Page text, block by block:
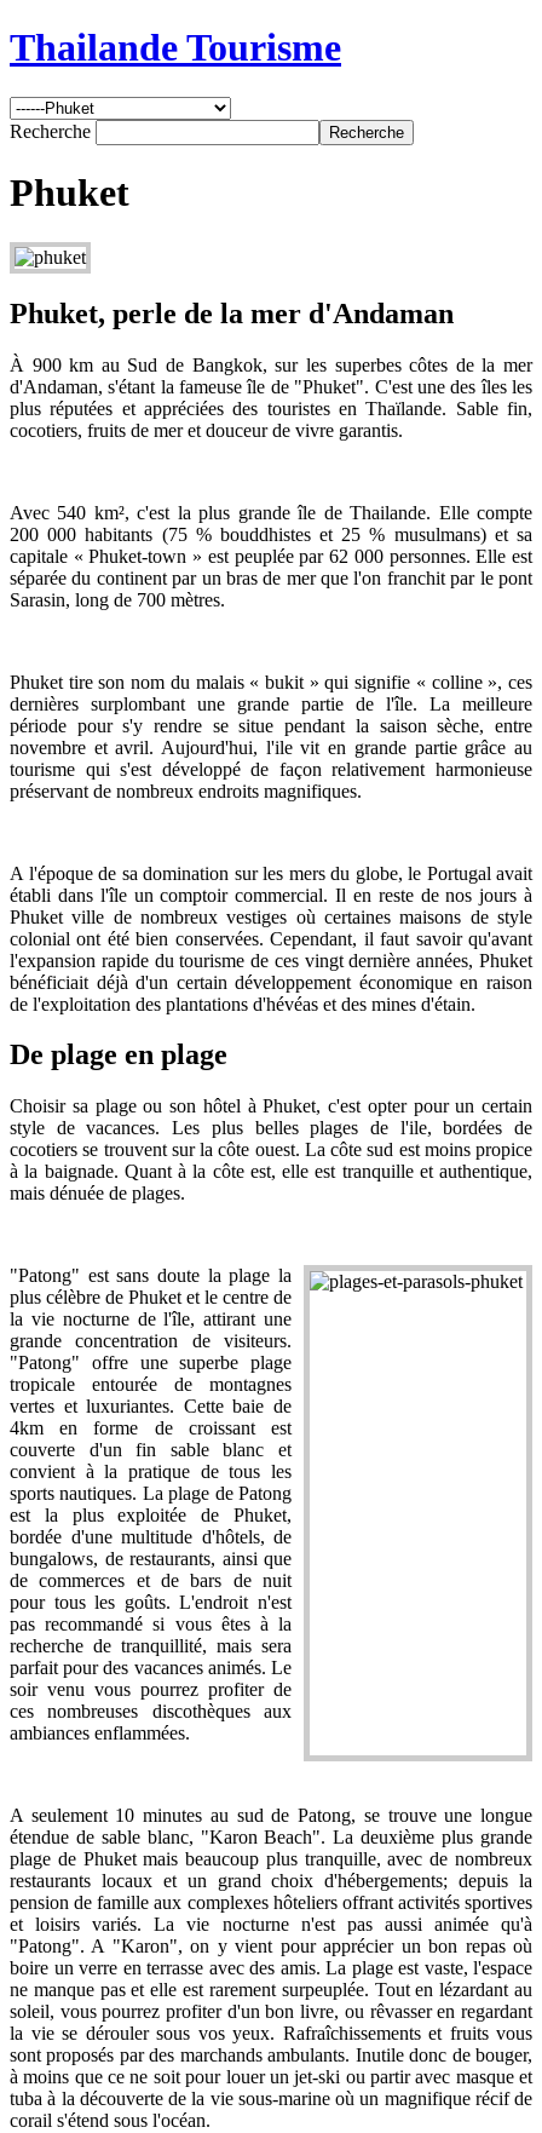
Thailande Tourisme
Recherche
Phuket
Phuket, perle de la mer d'Andaman
À 900 km au Sud de Bangkok, sur les superbes côtes de la mer
d'Andaman, s'étant la fameuse île de "Phuket". C'est une des îles les
plus réputées et appréciées des touristes en Thaïlande. Sable fin,
cocotiers, fruits de mer et douceur de vivre garantis.
Avec 540 km², c'est la plus grande île de Thailande. Elle compte
200 000 habitants (75 % bouddhistes et 25 % musulmans) et sa
capitale « Phuket-town » est peuplée par 62 000 personnes. Elle est
séparée du continent par un bras de mer que l'on franchit par le pont
Sarasin, long de 700 mètres.
Phuket tire son nom du malais « bukit » qui signifie « colline », ces
dernières surplombant une grande partie de l'île. La meilleure
période pour s'y rendre se situe pendant la saison sèche, entre
novembre et avril. Aujourd'hui, l'ile vit en grande partie grâce au
tourisme qui s'est développé de façon relativement harmonieuse
préservant de nombreux endroits magnifiques.
A l'époque de sa domination sur les mers du globe, le Portugal avait
établi dans l'île un comptoir commercial. Il en reste de nos jours à
Phuket ville de nombreux vestiges où certaines maisons de style
colonial ont été bien conservées. Cependant, il faut savoir qu'avant
l'expansion rapide du tourisme de ces vingt dernière années, Phuket
bénéficiait déjà d'un certain développement économique en raison
de l'exploitation des plantations d'hévéas et des mines d'étain.
De plage en plage
Choisir sa plage ou son hôtel à Phuket, c'est opter pour un certain
style de vacances. Les plus belles plages de l'ile, bordées de
cocotiers se trouvent sur la côte ouest. La côte sud est moins propice
à la baignade. Quant à la côte est, elle est tranquille et authentique,
mais dénuée de plages.
"Patong" est sans doute la plage la
plus célèbre de Phuket et le centre de
la vie nocturne de l'île, attirant une
grande concentration de visiteurs.
"Patong" offre une superbe plage
tropicale entourée de montagnes
vertes et luxuriantes. Cette baie de
4km en forme de croissant est
couverte d'un fin sable blanc et
convient à la pratique de tous les
sports nautiques. La plage de Patong
est la plus exploitée de Phuket,
bordée d'une multitude d'hôtels, de
bungalows, de restaurants, ainsi que
de commerces et de bars de nuit
pour tous les goûts. L'endroit n'est
pas recommandé si vous êtes à la
recherche de tranquillité, mais sera
parfait pour des vacances animés. Le
soir venu vous pourrez profiter de
ces nombreuses discothèques aux
ambiances enflammées.
A seulement 10 minutes au sud de Patong, se trouve une longue
étendue de sable blanc, "Karon Beach". La deuxième plus grande
plage de Phuket mais beaucoup plus tranquille, avec de nombreux
restaurants locaux et un grand choix d'hébergements; depuis la
pension de famille aux complexes hôteliers offrant activités sportives
et loisirs variés. La vie nocturne n'est pas aussi animée qu'à
"Patong". A "Karon", on y vient pour apprécier un bon repas où
boire un verre en terrasse avec des amis. La plage est vaste, l'espace
ne manque pas et elle est rarement surpeuplée. Tout en lézardant au
soleil, vous pourrez profiter d'un bon livre, ou rêvasser en regardant
la vie se dérouler sous vos yeux. Rafraîchissements et fruits vous
sont proposés par des marchands ambulants. Inutile donc de bouger,
à moins que ce ne soit pour louer un jet-ski ou partir avec masque et
tuba à la découverte de la vie sous-marine où un magnifique récif de
corail s'étend sous l'océan.